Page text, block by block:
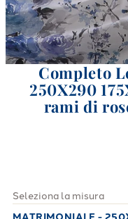
Completo
250X290
rami di
Seleziona la misura